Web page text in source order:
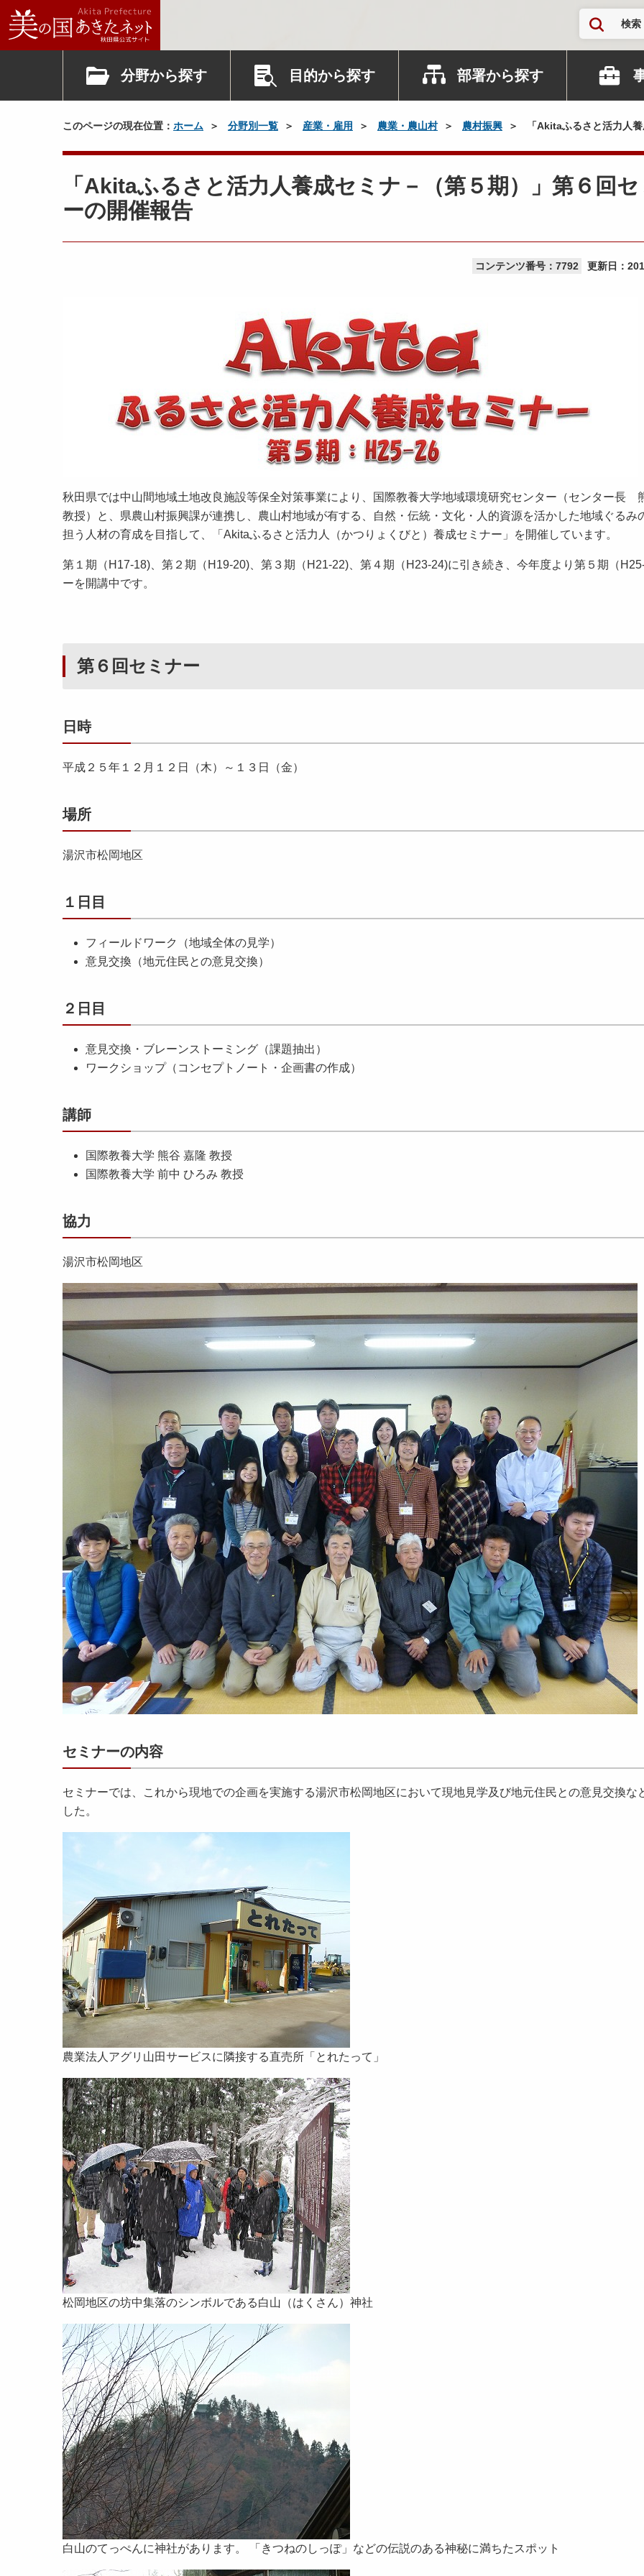
検索
分野から探す 目的から探す 部署から探す
このページの現在位置： ホーム 分野別一覧 産業・雇用 農業・農山村 農村振興 「Akitaふるさと活力人
「Akitaふるさと活力人養成セミナ－（第５期）」第６回
ーの開催報告
コンテンツ番号：7792 更新日：
秋田県では中山間地域土地改良施設等保全対策事業により、国際教養大学地域環境研究センター（センター長
教授）と、県農山村振興課が連携し、農山村地域が有する、自然・伝統・文化・人的資源を活かした地域ぐるみ
担う人材の育成を目指して、「Akitaふるさと活力人（かつりょくびと）養成セミナー」を開催しています。
第１期（H17-18)、第２期（H19-20)、第３期（H21-22)、第４期（H23-24)に引き続き、今年度より第５期（
ーを開講中です。
第６回セミナー
日時
平成２５年１２月１２日（木）～１３日（金）
場所
湯沢市松岡地区
１日目
フィールドワーク（地域全体の見学）
意見交換（地元住民との意見交換）
２日目
意見交換・ブレーンストーミング（課題抽出）
ワークショップ（コンセプトノート・企画書の作成）
講師
国際教養大学 熊谷 嘉隆 教授
国際教養大学 前中 ひろみ 教授
協力
湯沢市松岡地区
セミナーの内容
セミナーでは、これから現地での企画を実施する湯沢市松岡地区において現地見学及び地元住民との意見交換な
した。
農業法人アグリ山田サービスに隣接する直売所「とれたって」
松岡地区の坊中集落のシンボルである白山（はくさん）神社
白山のてっぺんに神社があります。 「きつねのしっぽ」などの伝説のある神秘に満ちたスポット